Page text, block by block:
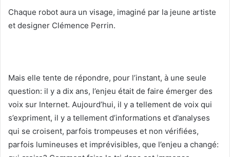
Chaque robot aura un visage, imaginé par la jeune artiste
et designer Clémence Perrin.
Mais elle tente de répondre, pour l’instant, à une seule
question: il y a dix ans, l’enjeu était de faire émerger des
voix sur Internet. Aujourd’hui, il y a tellement de voix qui
s’expriment, il y a tellement d’informations et d’analyses
qui se croisent, parfois trompeuses et non vérifiées,
parfois lumineuses et imprévisibles, que l’enjeu a changé: